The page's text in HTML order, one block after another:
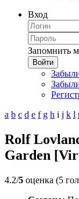
Вход
Запомнить
Войти
a b c d e f g h i j k l
Rolf
Garden
4.2/5 оценка (5